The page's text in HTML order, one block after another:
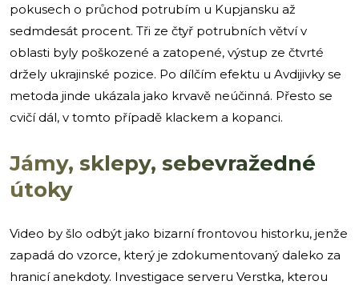
pokusech o průchod potrubím u Kupjansku až
sedmdesát procent. Tři ze čtyř potrubních větví v
oblasti byly poškozené a zatopené, výstup ze čtvrté
držely ukrajinské pozice. Po dílčím efektu u Avdijivky se
metoda jinde ukázala jako krvavě neúčinná. Přesto se
cvičí dál, v tomto případě klackem a kopanci.
Jámy, sklepy, sebevražedné
útoky
Video by šlo odbýt jako bizarní frontovou historku, jenže
zapadá do vzorce, který je zdokumentovaný daleko za
hranicí anekdoty. Investigace serveru Verstka, kterou